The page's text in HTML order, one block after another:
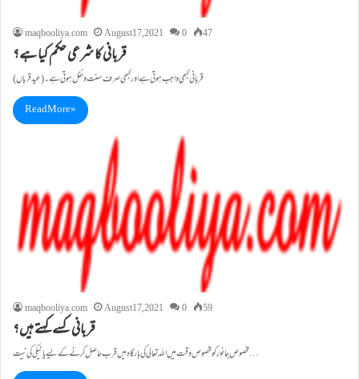
maqbooliya.com August 17, 2021 0 47
قربانی کا شرعی حکم کیا ہے؟
قربانی کبھی واجب ہوتی ہے اور کبھی صرف سنت و نفل ہوتی ہے۔(عید قرباں)
Read More »
maqbooliya.com August 17, 2021 0 59
قربانی کسے کہتے ہیں؟
مخصوص جانور کو مخصوص وقت میں اللہ تعالی کی بارگاہ میں قرب حاصل کرنے کے لیے یا نیکی کی نیت…